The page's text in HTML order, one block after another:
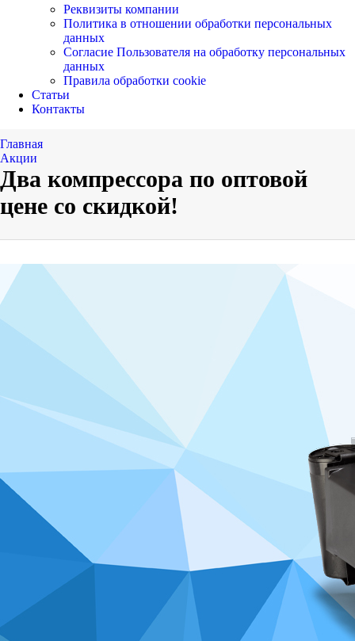
Реквизиты компании
Политика в отношении обработки персональных
данных
Согласие Пользователя на обработку персональных
данных
Правила обработки cookie
Статьи
Контакты
Главная
Акции
Два компрессора по оптовой
цене со скидкой!